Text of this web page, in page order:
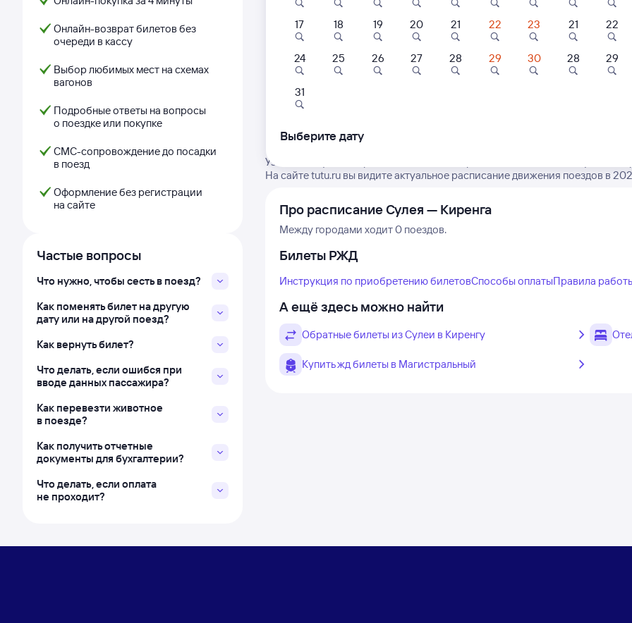
Онлайн-возврат билетов без
очереди в кассу
Выбор любимых мест на схемах
вагонов
Подробные ответы на вопросы
о поездке или покупке
СМС-сопровождение до посадки
в поезд
Оформление без регистрации
на сайте
Частые вопросы
Что нужно, чтобы сесть в поезд?
Как поменять билет на другую
дату или на другой поезд?
Как вернуть билет?
Что делать, если ошибся при
вводе данных пассажира?
Как перевезти животное
в поезде?
Как получить отчетные
документы для бухгалтерии?
Что делать, если оплата
не проходит?
Нет рейсов по
Узнайте актуальное расписание пассажирских поездов РЖД из Сулеи в
На сайте tutu.ru вы видите актуальное расписание движения поездов в
Про расписание Сулея — Киренга
Между городами ходит 0 поездов.
Билеты РЖД
Инструкция по приобретению билетовСпособы оплатыПравила
А ещё здесь можно найти
Обратные билеты из Сулеи в Киренгу
Купить жд билеты в Магистральный
17 18 19 20 21 22 23
24 25 26 27 28 29 30
31
21 22
28 29
Выберите дату